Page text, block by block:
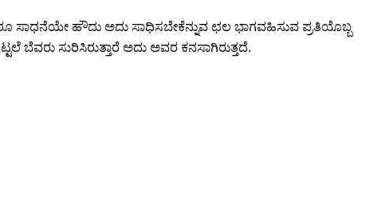
ಸಾಧನೆಯೇ ಹೌದು ಅದು ಸಾಧಿಸಬೇಕೆನ್ನುವ ಛಲ ಭಾಗವಹಿಸುವ ಪ್ರತಿಯೊಬ್ಬ
ಬೆವರು ಸುರಿಸಿರುತ್ತಾರೆ ಅದು ಅವರ ಕನಸಾಗಿರುತ್ತದೆ.